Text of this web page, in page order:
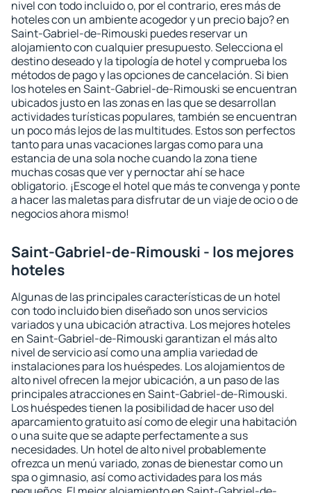
nivel con todo incluido o, por el contrario, eres más de
hoteles con un ambiente acogedor y un precio bajo? en
Saint-Gabriel-de-Rimouski puedes reservar un
alojamiento con cualquier presupuesto. Selecciona el
destino deseado y la tipología de hotel y comprueba los
métodos de pago y las opciones de cancelación. Si bien
los hoteles en Saint-Gabriel-de-Rimouski se encuentran
ubicados justo en las zonas en las que se desarrollan
actividades turísticas populares, también se encuentran
un poco más lejos de las multitudes. Estos son perfectos
tanto para unas vacaciones largas como para una
estancia de una sola noche cuando la zona tiene
muchas cosas que ver y pernoctar ahí se hace
obligatorio. ¡Escoge el hotel que más te convenga y ponte
a hacer las maletas para disfrutar de un viaje de ocio o de
negocios ahora mismo!
Saint-Gabriel-de-Rimouski - los mejores
hoteles
Algunas de las principales características de un hotel
con todo incluido bien diseñado son unos servicios
variados y una ubicación atractiva. Los mejores hoteles
en Saint-Gabriel-de-Rimouski garantizan el más alto
nivel de servicio así como una amplia variedad de
instalaciones para los huéspedes. Los alojamientos de
alto nivel ofrecen la mejor ubicación, a un paso de las
principales atracciones en Saint-Gabriel-de-Rimouski.
Los huéspedes tienen la posibilidad de hacer uso del
aparcamiento gratuito así como de elegir una habitación
o una suite que se adapte perfectamente a sus
necesidades. Un hotel de alto nivel probablemente
ofrezca un menú variado, zonas de bienestar como un
spa o gimnasio, así como actividades para los más